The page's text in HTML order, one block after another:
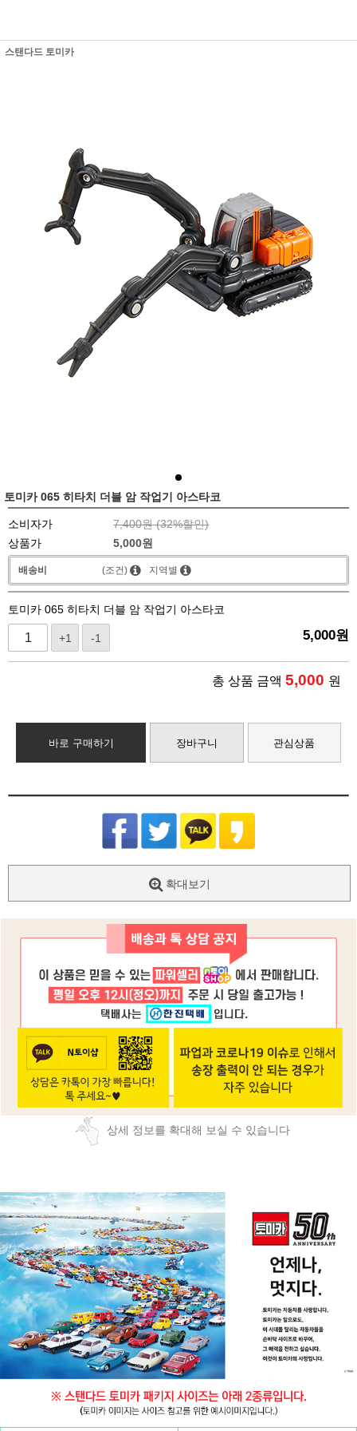
스탠다드 토미카
토미카 065 히타치 더블 암 작업기 아스타코
소비자가 7,400원 (32%할인)
상품가
5,000원
배송비 (조건) 지역별
토미카 065 히타치 더블 암 작업기 아스타코
+1 -1 5,000원
총 상품 금액 5,000 원
바로 구매하기 장바구니 관심상품
확대보기
상세 정보를 확대해 보실 수 있습니다